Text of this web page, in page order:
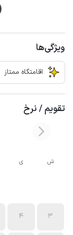
ویژگی‌ها
اقامتگاه ممتاز
تقویم / نرخ
ش ی
3
4